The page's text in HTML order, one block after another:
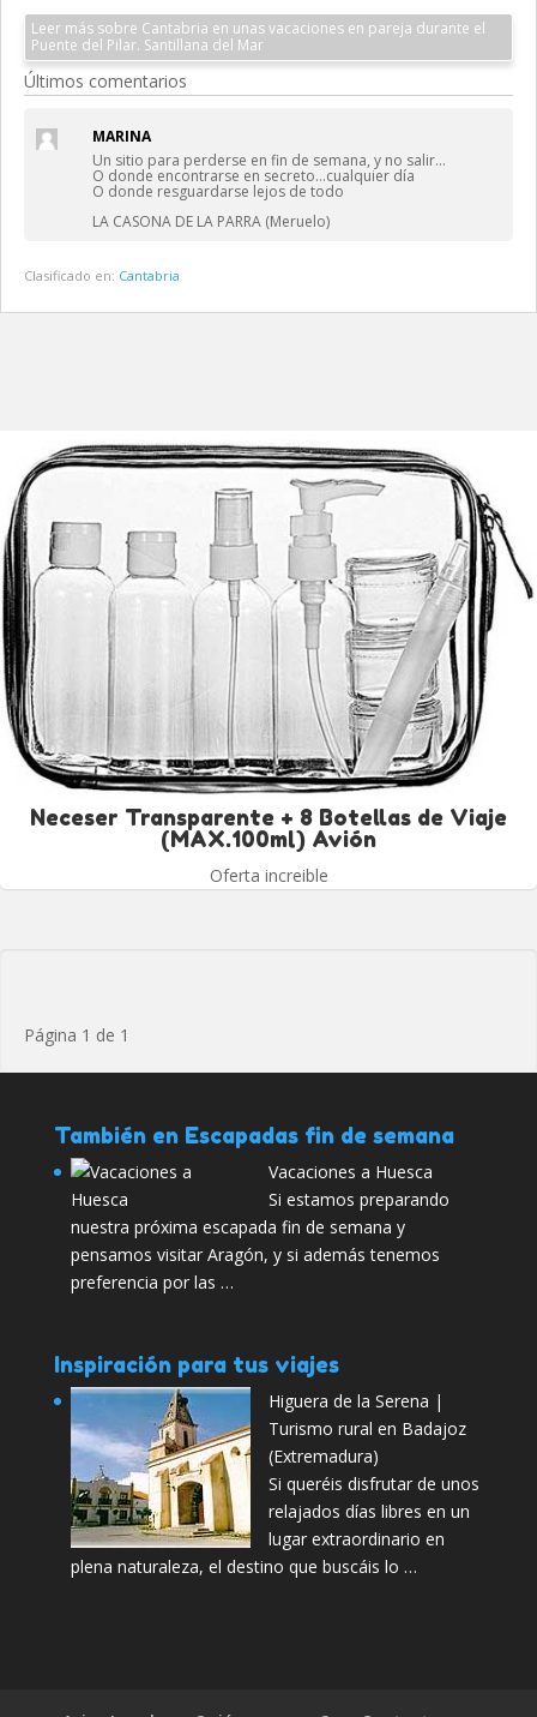
Leer más sobre Cantabria en unas vacaciones en pareja durante el
Puente del Pilar. Santillana del Mar
Últimos comentarios
MARINA
Un sitio para perderse en fin de semana, y no salir…
O donde encontrarse en secreto…cualquier día
O donde resguardarse lejos de todo
LA CASONA DE LA PARRA (Meruelo)
Clasificado en: Cantabria
Neceser Transparente + 8 Botellas de Viaje
(MAX.100ml) Avión
Oferta increible
Página 1 de 1
También en Escapadas fin de semana
Vacaciones a Huesca
Si estamos preparando
nuestra próxima escapada fin de semana y
pensamos visitar Aragón, y si además tenemos
preferencia por las …
Inspiración para tus viajes
Higuera de la Serena |
Turismo rural en Badajoz
(Extremadura)
Si queréis disfrutar de unos
relajados días libres en un
lugar extraordinario en
plena naturaleza, el destino que buscáis lo …